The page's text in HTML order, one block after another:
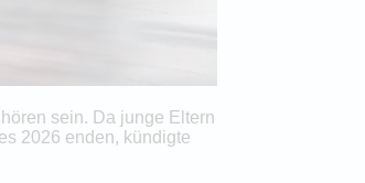
sein. Da junge Eltern
2026 enden, kündigte